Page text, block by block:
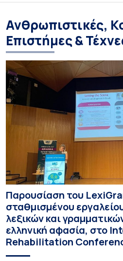
Ανθρωπιστικές,
Επιστήμες &
Παρουσίαση του
σταθμισμένου
λεξικών και
ελληνική αφασία, στο
Rehabilitation